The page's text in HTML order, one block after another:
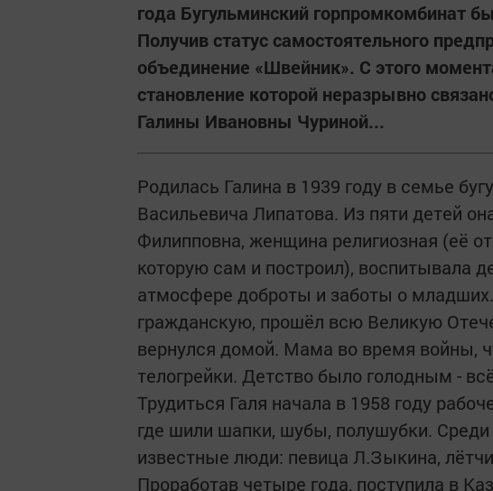
года Бугульминский горпромкомбинат
Получив статус самостоятельного
объединение «Швейник». С этого
становление которой неразрывно
Галины Ивановны Чуриной...
Родилась Галина в 1939 году в семье
Васильевича Липатова. Из пяти детей
Филипповна, женщина религиозная (её
которую сам и построил), воспитывала
атмосфере доброты и заботы о
гражданскую, прошёл всю Великую
вернулся домой. Мама во время войны,
телогрейки. Детство было голодным -
Трудиться Галя начала в 1958 году
где шили шапки, шубы, полушубки.
известные люди: певица Л.Зыкина,
Проработав четыре года, поступила в